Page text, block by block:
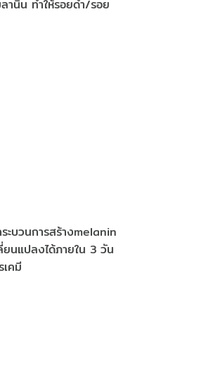
านิน ทำให้รอยดำ/รอย
ะบวนการสร้างmelanin
ยนแปลงได้ภายใน 3 วัน
คมี